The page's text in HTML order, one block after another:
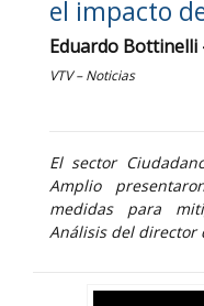
el impacto
Eduardo Bottinelli
VTV – Noticias
El sector
Amplio
medidas para
Análisis del director